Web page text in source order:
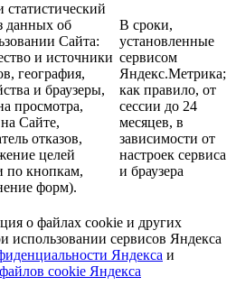
статистический
данных об
Сайта:
и источники
география,
и браузеры,
просмотра,
Сайте,
отказов,
целей
по кнопкам,
форм).
В сроки,
установленные
сервисом
Яндекс.Метрика;
как правило, от
сессии до 24
месяцев, в
зависимости от
настроек сервиса
и браузера
о файлах cookie и других
использовании сервисов Яндекса
Яндекса и
cookie Яндекса